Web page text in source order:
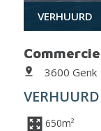
VERHUURD
3600 Genk
VERHUURD
650m²